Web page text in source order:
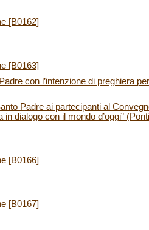
[B0162]
[B0163]
con l’intenzione di preghiera
Padre ai partecipanti al
in dialogo con il mondo d’oggi”
[B0166]
[B0167]